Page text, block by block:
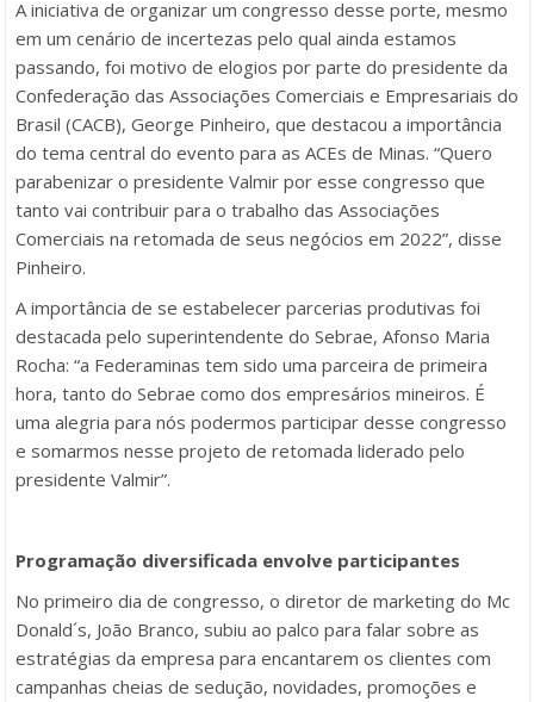
A iniciativa de organizar um congresso desse porte, mesmo
em um cenário de incertezas pelo qual ainda estamos
passando, foi motivo de elogios por parte do presidente da
Confederação das Associações Comerciais e Empresariais do
Brasil (CACB), George Pinheiro, que destacou a importância
do tema central do evento para as ACEs de Minas. “Quero
parabenizar o presidente Valmir por esse congresso que
tanto vai contribuir para o trabalho das Associações
Comerciais na retomada de seus negócios em 2022”, disse
Pinheiro.
A importância de se estabelecer parcerias produtivas foi
destacada pelo superintendente do Sebrae, Afonso Maria
Rocha: “a Federaminas tem sido uma parceira de primeira
hora, tanto do Sebrae como dos empresários mineiros. É
uma alegria para nós podermos participar desse congresso
e somarmos nesse projeto de retomada liderado pelo
presidente Valmir”.
Programação diversificada envolve participantes
No primeiro dia de congresso, o diretor de marketing do Mc
Donald´s, João Branco, subiu ao palco para falar sobre as
estratégias da empresa para encantarem os clientes com
campanhas cheias de sedução, novidades, promoções e